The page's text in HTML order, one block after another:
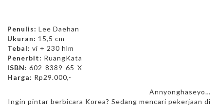
Penulis: Lee Daehan
Ukuran: 15,5 cm
Tebal: vi + 230 hlm
Penerbit: RuangKata
ISBN: 602-8389-65-X
Harga: Rp29.000,-
Annyonghaseyo…
Ingin pintar berbicara Korea? Sedang mencari pekerjaan di